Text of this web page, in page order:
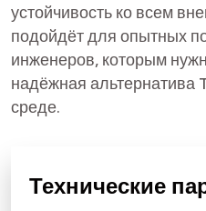
устойчивость ко всем
подойдёт для опытных
инженеров, которым
надёжная альтернатива
среде.
Технические